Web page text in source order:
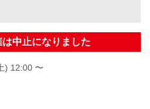
中止になりました
) 12:00 〜